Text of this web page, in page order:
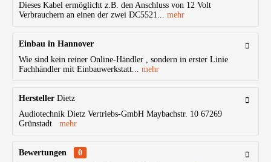
Dieses Kabel ermöglicht z.B. den Anschluss von 12 Volt
Verbrauchern an einen der zwei DC5521... mehr
Einbau in Hannover
Wie sind kein reiner Online-Händler , sondern in erster Linie
Fachhändler mit Einbauwerkstatt... mehr
Hersteller Dietz
Audiotechnik Dietz Vertriebs-GmbH Maybachstr. 10 67269
Grünstadt mehr
Bewertungen
0